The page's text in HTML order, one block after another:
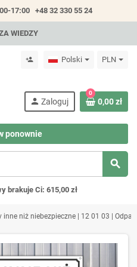
17:00 +48 32 330 55 24
WIEDZY
person_add Polski PLN
search
person Zaloguj
ponownie
0
0,00 zł
brakuje Ci: 615,00 zł
inne niż niebezpieczne | 12 01 03 |